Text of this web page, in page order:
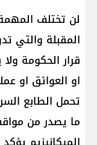
لن تختلف
المقبلة والتي
قرار الحكومة
او العوائق او
تحمل الطابع
ما يصدر من